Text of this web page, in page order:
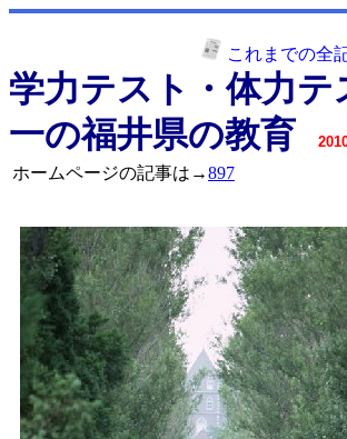
これまでの全
学力テスト・体力テ
一の福井県の教育
ホームページの記事は→897